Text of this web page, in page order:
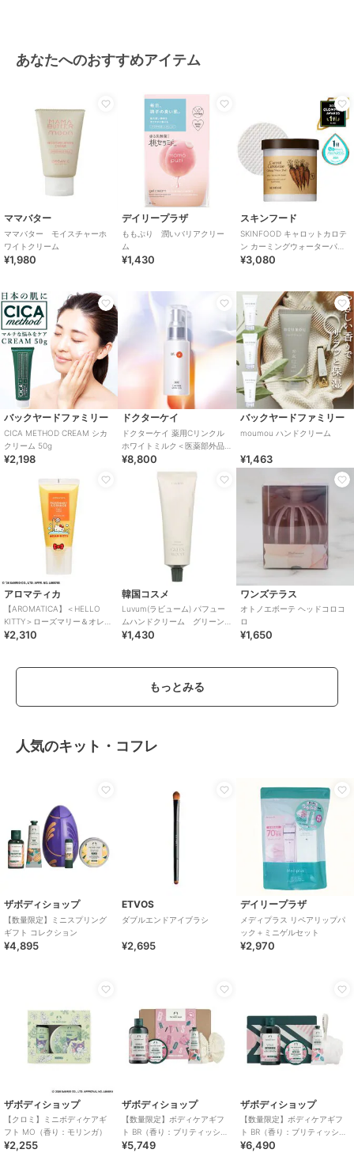
あなたへのおすすめアイテム
ママバター
ママバター モイスチャーホ
ワイトクリーム
¥1,980
デイリープラザ
ももぷり 潤いバリアクリー
ム
¥1,430
スキンフード
SKINFOOD キャロットカロテ
ン カーミングウォーターパッ
ド 250g/60枚入り(韓国コスメ)
¥3,080
バックヤードファミリー
CICA METHOD CREAM シカ
クリーム 50g
¥2,198
ドクターケイ
ドクターケイ 薬用Cリンクル
ホワイトミルク＜医薬部外品
＞
¥8,800
バックヤードファミリー
moumou ハンドクリーム
¥1,463
アロマティカ
【AROMATICA】＜HELLO
KITTY＞ローズマリー＆オレン
ジスカルプ スクラブ
¥2,310
韓国コスメ
Luvum(ラビューム) パフュー
ムハンドクリーム グリーン
ウッド（韓国コスメ）
¥1,430
ワンズテラス
オトノエボーテ ヘッドコロコ
ロ
¥1,650
もっとみる
人気のキット・コフレ
ザボディショップ
【数量限定】ミニスプリング
ギフト コレクション
¥4,895
ETVOS
ダブルエンドアイブラシ
¥2,695
デイリープラザ
メディプラス リペアリップパ
ック＋ミニゲルセット
¥2,970
ザボディショップ
【クロミ】ミニボディケアギ
フト MO（香り：モリンガ）
¥2,255
ザボディショップ
【数量限定】ボディケアギフ
ト BR（香り：ブリティッシュ
ローズ）
¥5,749
ザボディショップ
【数量限定】ボディケアギフ
ト BR（香り：ブリティッシュ
ローズ）
¥6,490